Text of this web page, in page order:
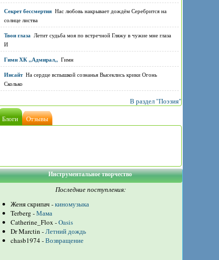
Секрет бессмертия Нас любовь накрывает дождём Серебрится на
солнце листва
Твои глаза Летит судьба моя по встречной Гляжу в чужие мне глаза
И
Гимн ХК ,,Адмирал,, Гимн
Инсайт На сердце вспышкой сознанья Высеклись крики Огонь
Сколько
В раздел "Поэзия"
Блоги
Отзывы
Инструментальное творчество
Последние поступления:
Женя скрипач -киномузыка
Terberg -Мама
Catherine_Flox -Oasis
Dr Marctin -Летний дождь
chasb1974 -Возвращение